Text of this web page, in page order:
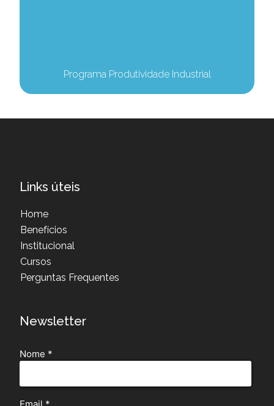
Programa Produtividade Industrial
Links úteis
Home
Benefícios
Institucional
Cursos
Perguntas Frequentes
Newsletter